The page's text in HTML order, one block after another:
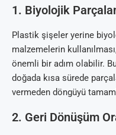
1. Biyolojik
Plastik şişeler yerine
malzemelerin
önemli bir adım olabilir.
doğada kısa sürede
vermeden döngüyü
2. Geri Dönüşüm